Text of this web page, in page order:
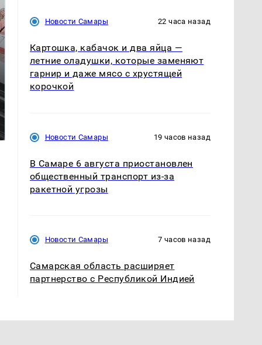
Новости Самары 22 часа назад
Картошка, кабачок и два яйца —
летние оладушки, которые заменяют
гарнир и даже мясо с хрустящей
корочкой
Новости Самары 19 часов назад
В Самаре 6 августа приостановлен
общественный транспорт из-за
ракетной угрозы
Новости Самары 7 часов назад
Самарская область расширяет
партнерство с Республикой Индией